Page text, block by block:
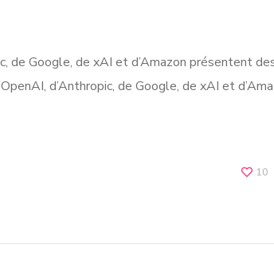
de Google, de xAI et d’Amazon présentent
d’Anthropic, de Google, de xAI et
10